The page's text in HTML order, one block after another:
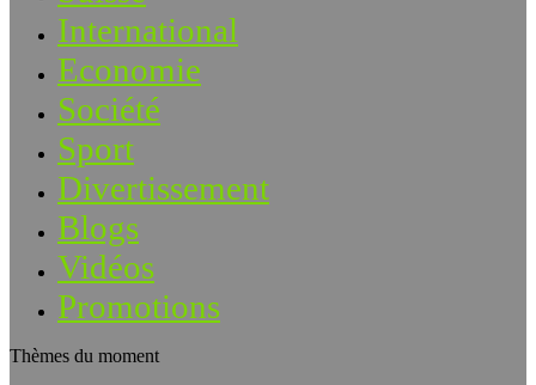
International
Economie
Société
Sport
Divertissement
Blogs
Vidéos
Promotions
Thèmes du moment